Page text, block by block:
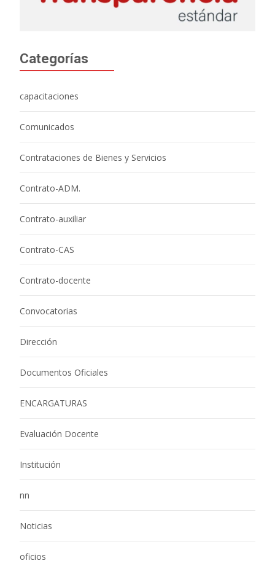
Categorías
capacitaciones
Comunicados
Contrataciones de Bienes y Servicios
Contrato-ADM.
Contrato-auxiliar
Contrato-CAS
Contrato-docente
Convocatorias
Dirección
Documentos Oficiales
ENCARGATURAS
Evaluación Docente
Institución
nn
Noticias
oficios